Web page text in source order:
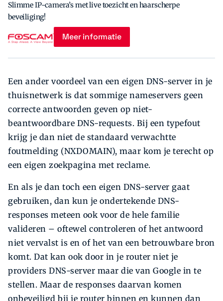
Slimme IP-camera’s met live toezicht en haarscherpe
beveiliging!
Meer informatie
Een ander voordeel van een eigen DNS-server in je
thuisnetwerk is dat sommige nameservers geen
correcte antwoorden geven op niet-
beantwoordbare DNS-requests. Bij een typefout
krijg je dan niet de standaard verwachtte
foutmelding (NXDOMAIN), maar kom je terecht op
een eigen zoekpagina met reclame.
En als je dan toch een eigen DNS-server gaat
gebruiken, dan kun je ondertekende DNS-
responses meteen ook voor de hele familie
valideren – oftewel controleren of het antwoord
niet vervalst is en of het van een betrouwbare bron
komt. Dat kan ook door in je router niet je
providers DNS-server maar die van Google in te
stellen. Maar de responses daarvan komen
onbeveiligd bij je router binnen en kunnen dan